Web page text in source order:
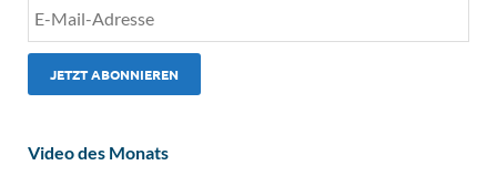
Video des Monats